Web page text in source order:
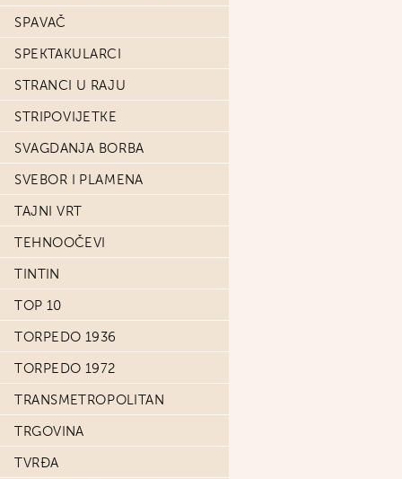
SPAVAČ
SPEKTAKULARCI
STRANCI U RAJU
STRIPOVIJETKE
SVAGDANJA BORBA
SVEBOR I PLAMENA
TAJNI VRT
TEHNOOČEVI
TINTIN
TOP 10
TORPEDO 1936
TORPEDO 1972
TRANSMETROPOLITAN
TRGOVINA
TVRĐA